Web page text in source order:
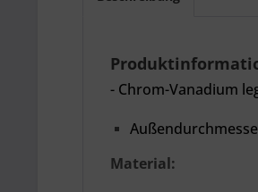
- Chrom-Vanadium
Material: